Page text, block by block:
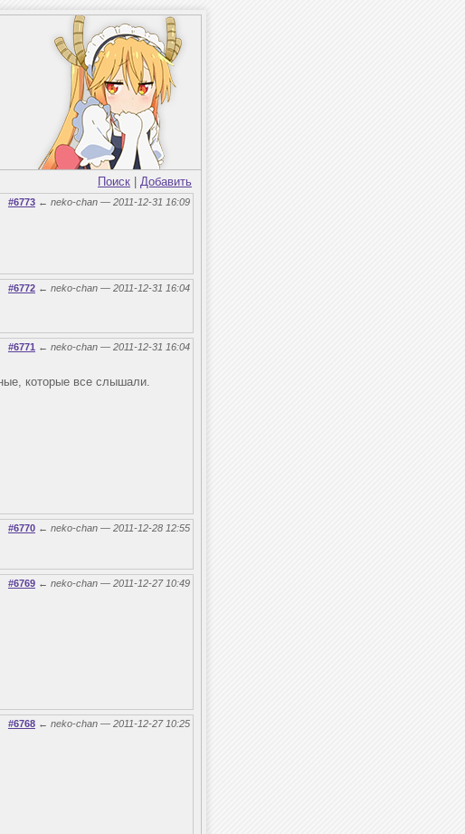
Поиск Добавить
#6773 ← neko-chan — 2011-12-31 16:09
#6772 ← neko-chan — 2011-12-31 16:04
#6771 ← neko-chan — 2011-12-31 16:04
которые все слышали.
#6770 ← neko-chan — 2011-12-28 12:55
#6769 ← neko-chan — 2011-12-27 10:49
#6768 ← neko-chan — 2011-12-27 10:25